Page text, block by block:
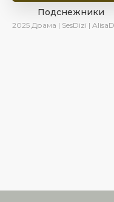
Подснежники
2025 Драма | SesDizi | AlisaDirilis | Новинки |